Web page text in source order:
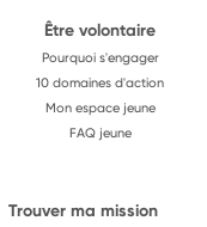
Être volontaire
Pourquoi s'engager
10 domaines d'action
Mon espace jeune
FAQ jeune
Trouver ma mission